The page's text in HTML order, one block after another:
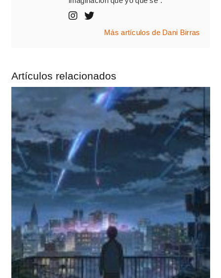
Más artículos de Dani Birras
Artículos relacionados